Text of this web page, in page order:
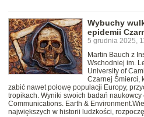
Wybuchy
epidemii
5 grudnia 2025,
Martin Bauch z
Wschodniej im.
University of
Czarnej Śmierci,
zabić nawet połowę populacji Europy,
tropikach. Wyniki swoich badań naukowcy
Communications. Earth &
największych w historii ludzkości,